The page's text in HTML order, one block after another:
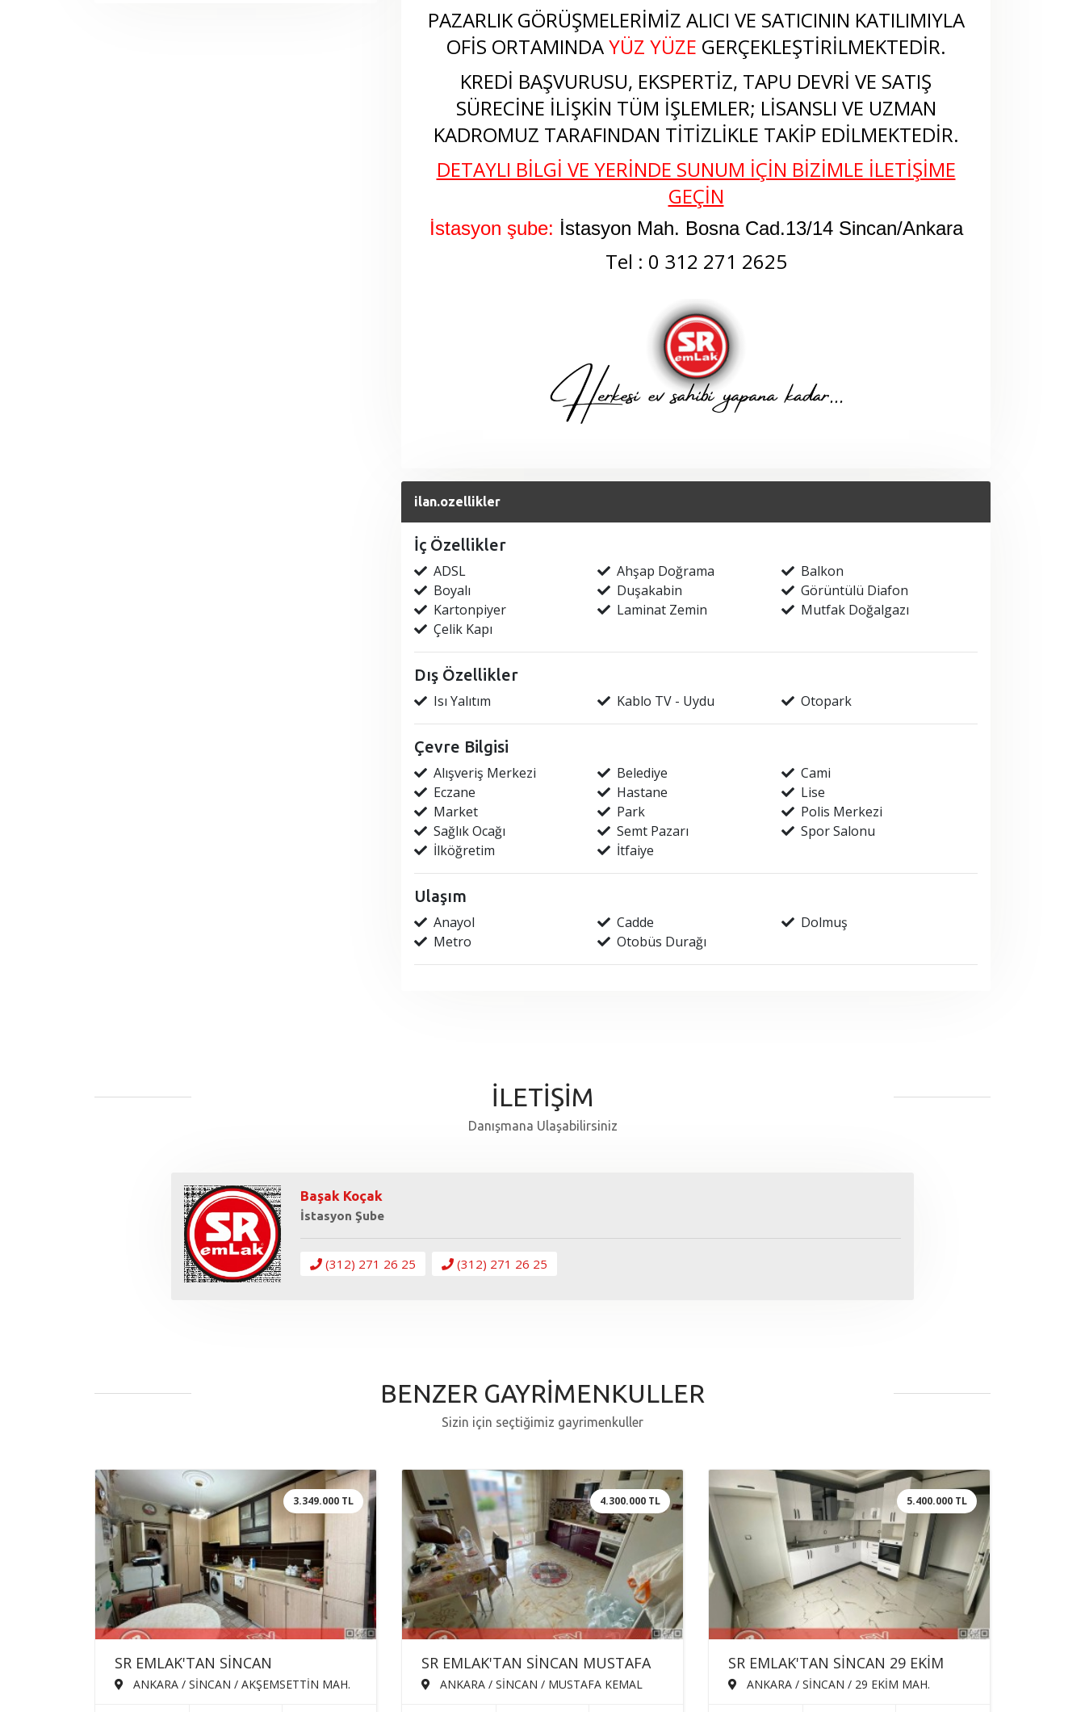
PAZARLIK GÖRÜŞMELERİMİZ ALICI VE SATICININ KATILIMIYLA
OFİS ORTAMINDAYÜZ YÜZE GERÇEKLEŞTİRİLMEKTEDİR.
KREDİ BAŞVURUSU, EKSPERTİZ, TAPU DEVRİ VE SATIŞ
SÜRECİNE İLİŞKİN TÜM İŞLEMLER; LİSANSLI VE UZMAN
KADROMUZ TARAFINDAN TİTİZLİKLE TAKİP EDİLMEKTEDİR.
DETAYLI BİLGİ VE YERİNDE SUNUM İÇİN BİZİMLE İLETİŞİME
GEÇİN
İstasyon şube: İstasyon Mah. Bosna Cad.13/14 Sincan/Ankara
Tel : 0 312 271 2625
ilan.ozellikler
İç Özellikler
ADSL Ahşap Doğrama
Balkon
Boyalı
Duşakabin
Görüntülü Diafon
Kartonpiyer
Laminat Zemin
Mutfak Doğalgazı
Çelik Kapı
Dış Özellikler
Isı Yalıtım Kablo TV - Uydu Otopark
Çevre Bilgisi
Alışveriş Merkezi Belediye
Cami
Eczane
Hastane
Lise
Market
Park
Polis Merkezi
Sağlık Ocağı
Semt Pazarı
Spor Salonu
İlköğretim
İtfaiye
Ulaşım
Anayol Cadde
Dolmuş
Metro
Otobüs Durağı
İLETİŞİM
Danışmana Ulaşabilirsiniz
Başak Koçak
İstasyon Şube
(312) 271 26 25 (312) 271 26 25
BENZER GAYRİMENKULLER
Sizin için seçtiğimiz gayrimenkuller
3.349.000 TL
SR EMLAK'TAN SİNCAN
AKŞEMSETTİN MAH'DE 3+1 110m²
ANKARA / SİNCAN / AKŞEMSETTİN MAH.
4.300.000 TL
SR EMLAK'TAN SİNCAN MUSTAFA
KEMAL MAH'DE 3+1 130m² ÖN
ANKARA / SİNCAN / MUSTAFA KEMAL
5.400.000 TL
SR EMLAK'TAN SİNCAN 29 EKİM
MAH'DE 3+1 125m² ARA KATTA
ANKARA / SİNCAN / 29 EKİM MAH.